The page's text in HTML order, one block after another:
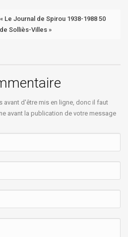
« Le Journal de Spirou 1938-1988 50
Solliès-Villes »
avant d'être mis en ligne, donc il faut
avant la publication de votre message